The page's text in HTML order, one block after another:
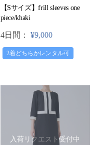
【Sサイズ】frill sleeves one
piece/khaki
4日間： ¥9,000
2着どちらかレンタル可
入荷リクエスト受付中